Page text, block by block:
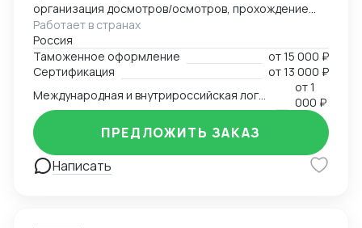
организация досмотров/осмотров, прохождение
доп. проверок, возврат обеспечения; — логистика:
авто, авиа, морской транспорт, ж/д; — консалтинг
и сопровождение по таможенным процедурам,
валютному контролю и бухгалтерии;
— бухгалтерский аутсорсинг; — получение
разрешительной документации: сертификаты,
разрешения.
Работает в странах
Россия
Таможенное оформление
от15 000 ₽
Сертификация
от13 000 ₽
от1
000 ₽
Написать
ПРЕДЛОЖИТЬ ЗАКАЗ